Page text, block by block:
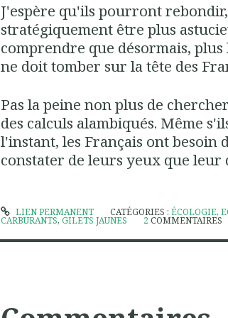
J'espère qu'ils pourront
stratégiquement être plus
comprendre que désormais,
ne doit tomber sur la tête des
Pas la peine non plus de
des calculs alambiqués. Même
l'instant, les Français ont besoin
constater de leurs yeux que
LIEN PERMANENT CATÉGORIES : ÉCOLOGIE,
CARBURANTS,GILETS JAUNES 2 COMMENTAIRES